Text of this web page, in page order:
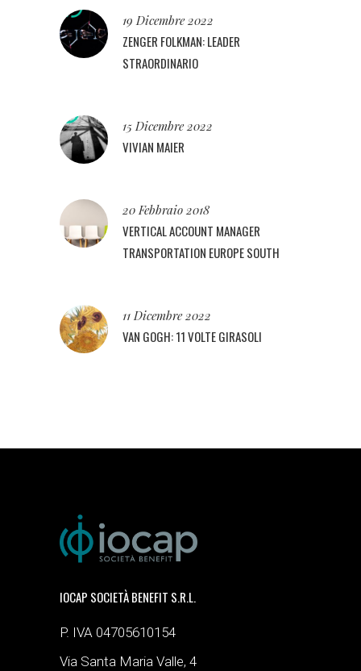
19 Dicembre 2022
ZENGER FOLKMAN: LEADER
STRAORDINARIO
15 Dicembre 2022
VIVIAN MAIER
20 Febbraio 2018
VERTICAL ACCOUNT MANAGER
TRANSPORTATION EUROPE SOUTH
11 Dicembre 2022
VAN GOGH: 11 VOLTE GIRASOLI
IOCAP SOCIETÀ BENEFIT S.R.L.
P. IVA 04705610154
Via Santa Maria Valle, 4